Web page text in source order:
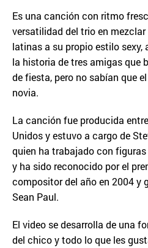
Es una canción con ritmo
versatilidad del trio en
latinas a su propio estilo sexy,
la historia de tres amigas que
de fiesta, pero no sabían que
novia.
La canción fue producida
Unidos y estuvo a cargo de
quien ha trabajado con
y ha sido reconocido por el
compositor del año en 2004 y
Sean Paul.
El video se desarrolla de una
del chico y todo lo que les